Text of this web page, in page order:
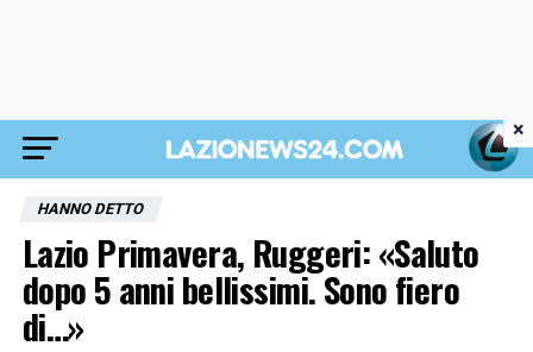
HANNO DETTO
Lazio Primavera, Ruggeri: «Saluto
dopo 5 anni bellissimi. Sono fiero
di…»
×